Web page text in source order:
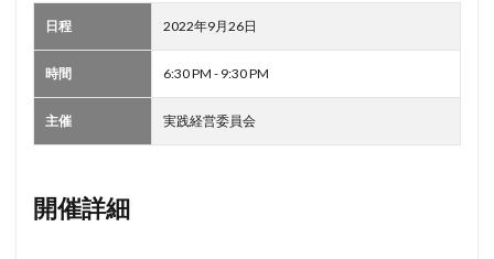
日程 2022年9月26日
時間 6:30 PM - 9:30 PM
主催 実践経営委員会
開催詳細